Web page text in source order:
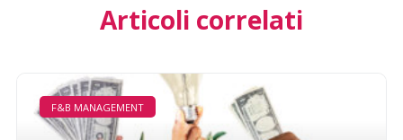
Articoli correlati
F&B MANAGEMENT